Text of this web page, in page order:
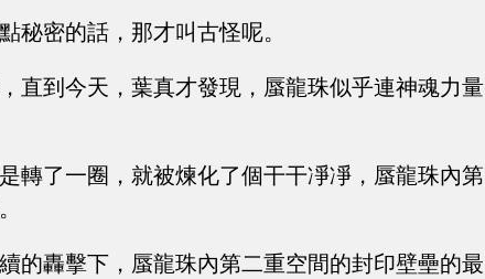
秘密的話，那才叫古怪呢。
直到今天，葉真才發現，蜃龍珠似乎連神魂力量
轉了一圈，就被煉化了個干干凈凈，蜃龍珠內第
的轟擊下，蜃龍珠內第二重空間的封印壁壘的最